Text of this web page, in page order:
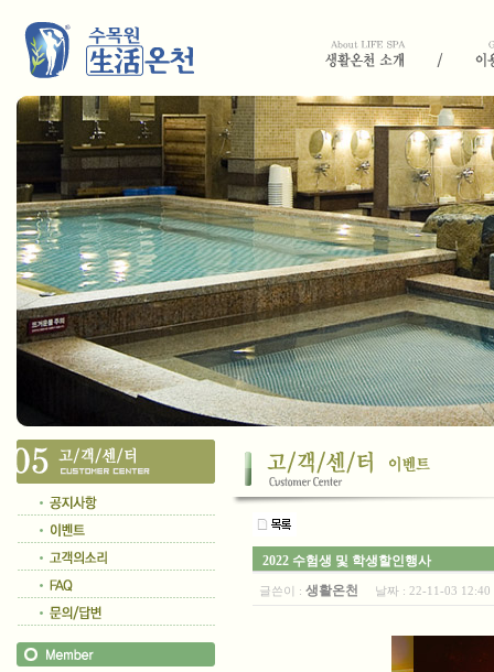
2022 수험생 및 학생할인행사
글쓴이 : 생활온천 날짜 : 22-11-03